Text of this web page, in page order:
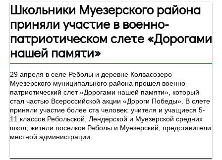
Школьники Муезерского района
приняли участие в военно-
патриотическом слете «Дорогами
нашей памяти»
29 апреля в селе Реболы и деревне Колвасозеро
Муезерского муниципального района прошел военно-
патриотический слет «Дорогами нашей памяти», который
стал частью Всероссийской акции «Дороги Победы». В слете
приняли участие более ста человек: учителя и учащиеся 5-
11 классов Ребольской, Лендерской и Муезерской средних
школ, жители поселков Реболы и Муезерский, представители
местной администрации.